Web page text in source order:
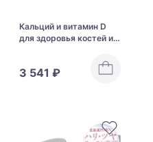
Кальций и витамин D
для здоровья костей и
3 541 ₽